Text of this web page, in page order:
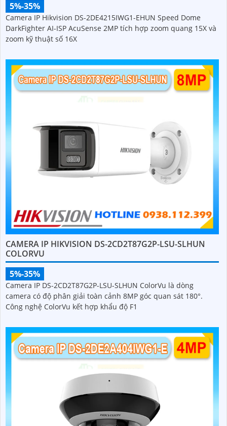
5%-35%
Camera IP Hikvision DS-2DE4215IWG1-EHUN Speed Dome
DarkFighter AI-ISP AcuSense 2MP tích hợp zoom quang 15X và
zoom kỹ thuật số 16X
CAMERA IP HIKVISION DS-2CD2T87G2P-LSU-SLHUN
COLORVU
5%-35%
Camera IP DS-2CD2T87G2P-LSU-SLHUN ColorVu là dòng
camera có độ phân giải toàn cảnh 8MP góc quan sát 180°.
Công nghệ ColorVu kết hợp khẩu độ F1